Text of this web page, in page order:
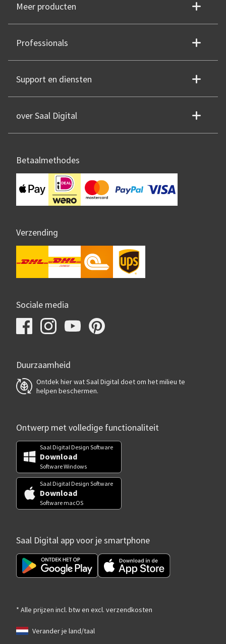
Meer producten
Professionals
Support en diensten
over Saal Digital
Betaalmethodes
Verzending
Sociale media
Duurzaamheid
Ontdek hier wat Saal Digital doet om het milieu te
helpen beschermen.
Ontwerp met volledige functionaliteit
Saal Digital Design Software
Download
Software Windows
Saal Digital Design Software
Download
Software macOS
Saal Digital app voor je smartphone
* Alle prijzen incl. btw en excl. verzendkosten
Verander je land/taal